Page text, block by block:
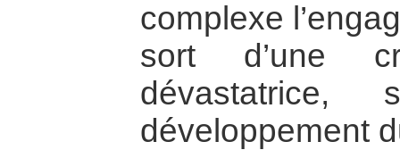
complexe
sort d’une
développement